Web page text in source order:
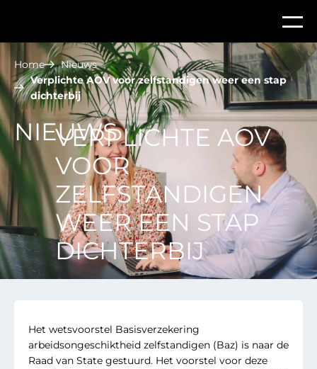
NIEUWS
VERPLICHTE AOV
VOOR
ZELFSTANDIGEN
WEER EEN STAP
DICHTERBIJ
Home
Nieuws
Verplichte AOV voor zelfstandigen weer een stap
dichterbij
Het wetsvoorstel Basisverzekering
arbeidsongeschiktheid zelfstandigen (Baz) is naar de
Raad van State gestuurd. Het voorstel voor deze